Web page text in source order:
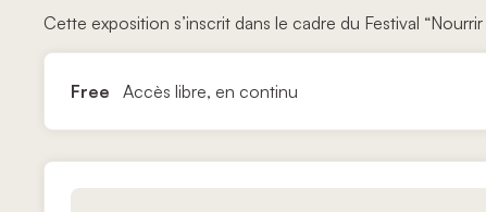
Cette exposition s’inscrit dans le cadre du Festival
Free Accès libre, en continu